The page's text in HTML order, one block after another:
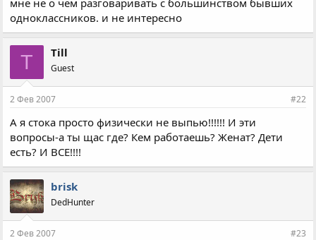
а
мне не о чем разговаривать с большинством бывших
одноклассников. и не интересно
T Till
Guest
2 Фев 2007 #22
А я стока просто физически не выпью!!!!!! И эти
вопросы-а ты щас где? Кем работаешь? Женат? Дети
есть? И ВСЕ!!!!
brisk
DedHunter
2 Фев 2007 #23